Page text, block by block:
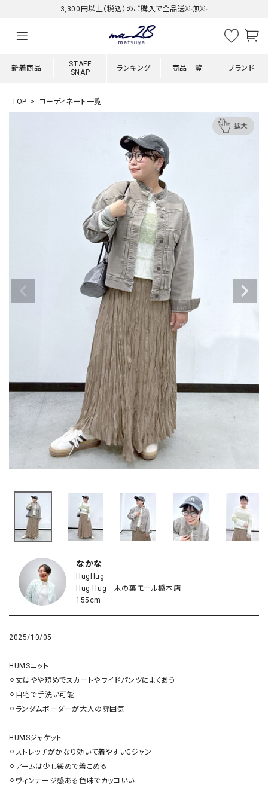
3,300円以上（税込）のご購入で全品送料無料
新着商品
STAFF
SNAP
ランキング 商品一覧 ブランド
TOP コーディネート一覧
なかな
HugHug
Hug Hug 木の葉モール橋本店
155cm
2025/10/05
HUMSニット
⚪︎丈はやや短めでスカートやワイドパンツによくあう
⚪︎自宅で手洗い可能
⚪︎ランダムボーダーが大人の雰囲気
HUMSジャケット
⚪︎ストレッチがかなり効いて着やすいGジャン
⚪︎アームは少し緩めで着こめる
⚪︎ヴィンテージ感ある色味でカッコいい